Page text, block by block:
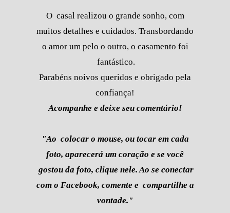
O casal realizou o grande sonho, com
muitos detalhes e cuidados. Transbordando
o amor um pelo o outro, o casamento foi
fantástico.
Parabéns noivos queridos e obrigado pela
confiança!
Acompanhe e deixe seu comentário!
"Ao colocar o mouse, ou tocar em cada
foto, aparecerá um coração e se você
gostou da foto, clique nele. Ao se conectar
com o Facebook, comente e compartilhe a
vontade."